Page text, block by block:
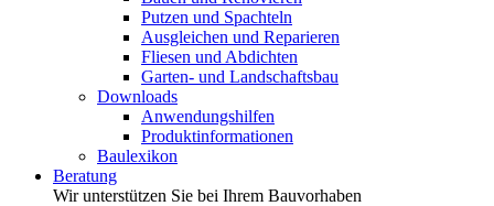
Putzen und Spachteln
Ausgleichen und Reparieren
Fliesen und Abdichten
Garten- und Landschaftsbau
Downloads
Anwendungshilfen
Produktinformationen
Baulexikon
Beratung
Wir unterstützen Sie bei Ihrem Bauvorhaben